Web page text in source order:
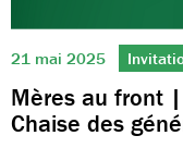
21 mai 2025
Mères au front |
Chaise des